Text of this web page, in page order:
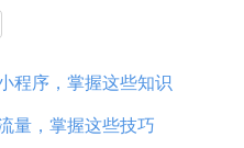
程序，掌握这些知识
量，掌握这些技巧